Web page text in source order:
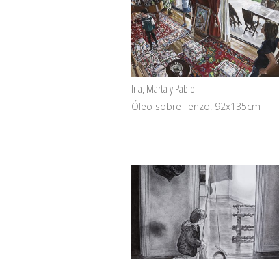
Iria, Marta y Pablo
Óleo sobre lienzo. 92x135cm